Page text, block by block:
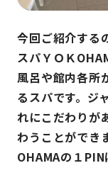
今回ご紹介する
スパＹＯＫ
風呂や館内各所
るスパです。ジ
れにこだわりが
わうことができ
OHAMAの１